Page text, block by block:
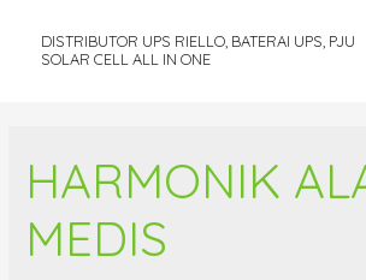
DISTRIBUTOR UPS RIELLO, BATERAI UPS, PJU
SOLAR CELL ALL IN ONE
HARMONIK
MEDIS